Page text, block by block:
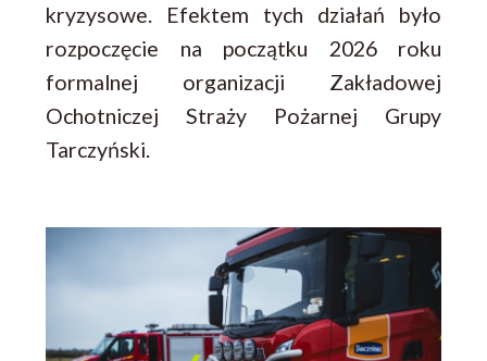
kryzysowe. Efektem tych działań było
rozpoczęcie na początku 2026 roku
formalnej organizacji Zakładowej
Ochotniczej Straży Pożarnej Grupy
Tarczyński.